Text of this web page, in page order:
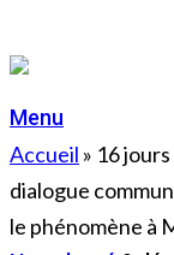
Menu
Accueil » 16
dialogue
le phénomène à